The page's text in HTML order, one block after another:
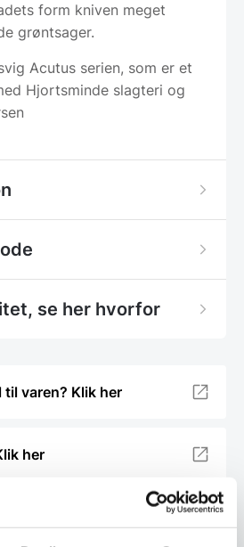
form kniven meget
grøntsager.
Acutus serien, som er et
Hjortsminde slagteri og
se her hvorfor
varen? Klik her
her
varer